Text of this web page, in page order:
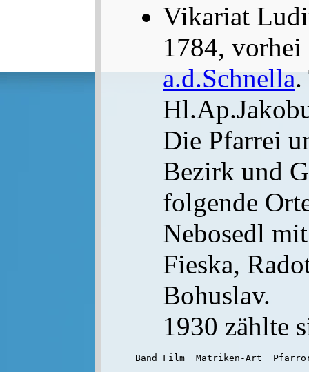
Vikariat
1784,
a.d.Schnella.
Die Pfarrei
Bezirk und
folgende
Nebosedl
Fieska,
Bohuslav.
1930 zählte
Band Film  Matriken-Art